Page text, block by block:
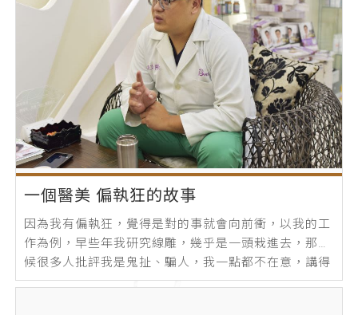
一個醫美 偏執狂的故事
因為我有偏執狂，覺得是對的事就會向前衝，以我的工
作為例，早些年我研究線雕，幾乎是一頭栽進去，那時
候很多人批評我是鬼扯、騙人，我一點都不在意，講得
更精確一點，我根本沒聽到他們在說什麼...